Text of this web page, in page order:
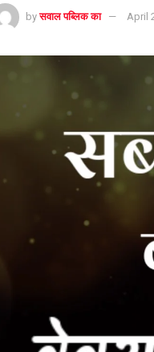
by सवाल पब्लिक का April